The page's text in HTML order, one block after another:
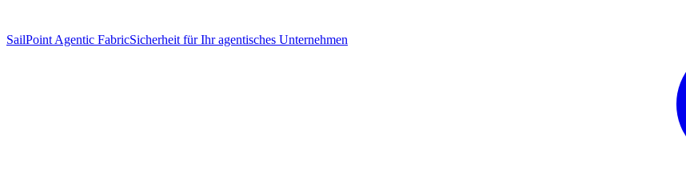
SailPoint Agentic FabricSicherheit für Ihr agentisches Unternehmen